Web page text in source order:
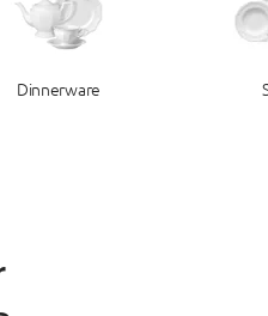
Dinnerware